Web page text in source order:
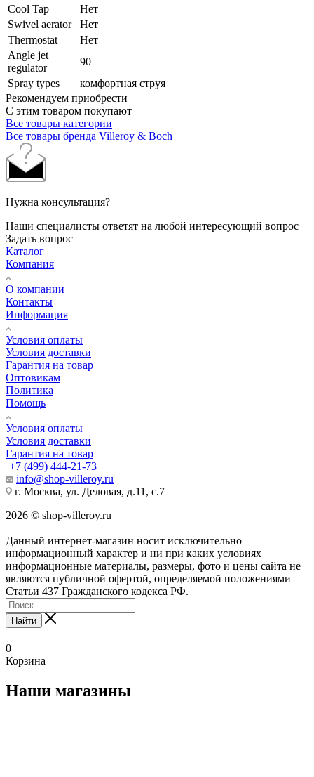
Cool Tap
Нет
Swivel aerator
Нет
Thermostat
Нет
Angle jet
regulator
90
Spray types
комфортная струя
Рекомендуем приобрести
С этим товаром покупают
Все товары категории
Все товары бренда Villeroy & Boch
Нужна консультация?
Наши специалисты ответят на любой интересующий вопрос
Задать вопрос
Каталог
Компания
О компании
Контакты
Информация
Условия оплаты
Условия доставки
Гарантия на товар
Оптовикам
Политика
Помощь
Условия оплаты
Условия доставки
Гарантия на товар
+7 (499) 444-21-73
info@shop-villeroy.ru
г. Москва, ул. Деловая, д.11, с.7
2026 © shop-villeroy.ru
Данный интернет-магазин носит исключительно
информационный характер и ни при каких условиях
информационные материалы, размеры, фото и цены сайта не
являются публичной офертой, определяемой положениями
Статьи 437 Гражданского кодекса РФ.
Найти
0
Корзина
Наши магазины